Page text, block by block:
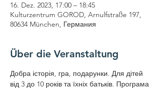
16. Dez. 2023, 17:00 – 18:45
Kulturzentrum GOROD, Arnulfstraße 197,
80634 München, Германия
Über die Veranstaltung
Добра історія, гра, подарунки. Для дітей
від 3 до 10 років та їхніх батьків. Програма